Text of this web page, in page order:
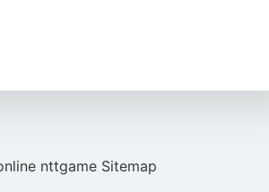
nttgame Sitemap